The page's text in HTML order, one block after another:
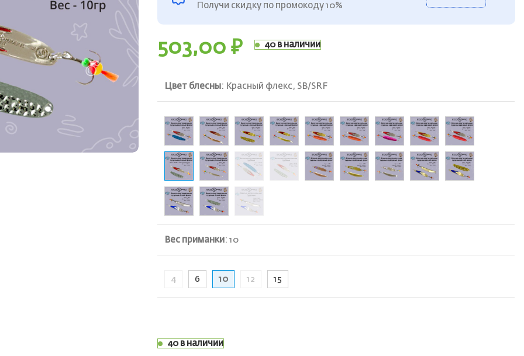
Получи скидку по промокоду 10%
503,00 ₽ 40 в наличии
Цвет блесны: Красный флекс, SB/SRF
Вес приманки: 10
4 6 10 12 15
40 в наличии